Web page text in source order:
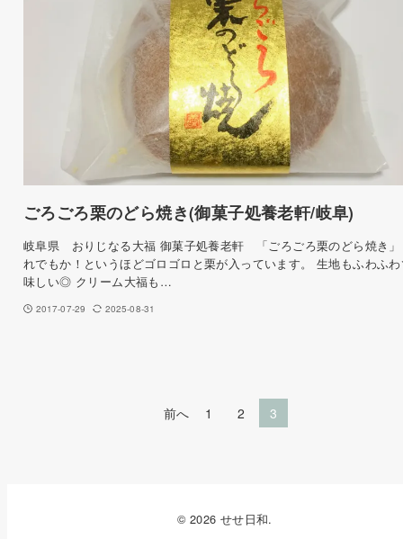
ごろごろ栗のどら焼き(御菓子処養老軒/岐阜)
岐阜県 おりじなる大福 御菓子処養老軒 「ごろごろ栗のどら焼き
れでもか！というほどゴロゴロと栗が入っています。 生地もふわふ
味しい◎ クリーム大福も…
2017-07-29 2025-08-31
前へ 1 2 3
© 2026 せせ日和.